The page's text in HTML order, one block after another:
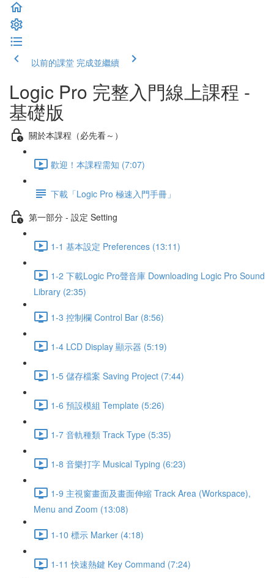
以前的課堂 完成並繼續
Logic Pro 完整入門線上課程 -
基礎版
關於本課程（必先看～）
歡迎！本課程需知 (7:07)
下載「Logic Pro 極速入門手冊」
第一部分 - 設定 Setting
1-1 基本設定 Preferences (13:11)
1-2 下載Logic Pro聲音庫 Downloading Logic Pro Sound
Library (2:35)
1-3 控制欄 Control Bar (8:56)
1-4 LCD Display 顯示器 (5:19)
1-5 儲存檔案 Saving Project (7:44)
1-6 預設模組 Template (5:26)
1-7 音軌種類 Track Type (5:35)
1-8 音樂打字 Musical Typing (6:23)
1-9 主視窗畫面及畫面伸縮 Track Area (Workspace),
Menu and Zoom (13:08)
1-10 標示 Marker (4:18)
1-11 快速熱鍵 Key Command (7:24)